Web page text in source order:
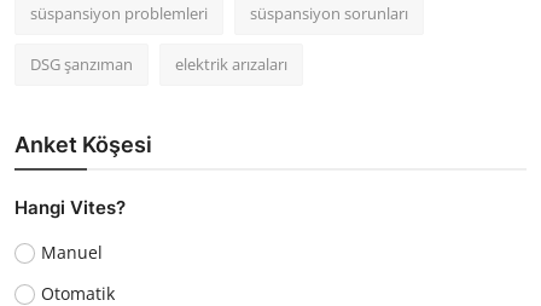
süspansiyon problemleri süspansiyon sorunları
DSG şanzıman elektrik arızaları
Anket Köşesi
Hangi Vites?
Manuel
Otomatik